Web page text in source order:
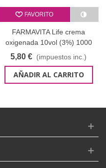
FAVORITO
FARMAVITA Life crema
oxigenada 10vol (3%) 1000
5,80 € (impuestos inc.)
AÑADIR AL CARRITO